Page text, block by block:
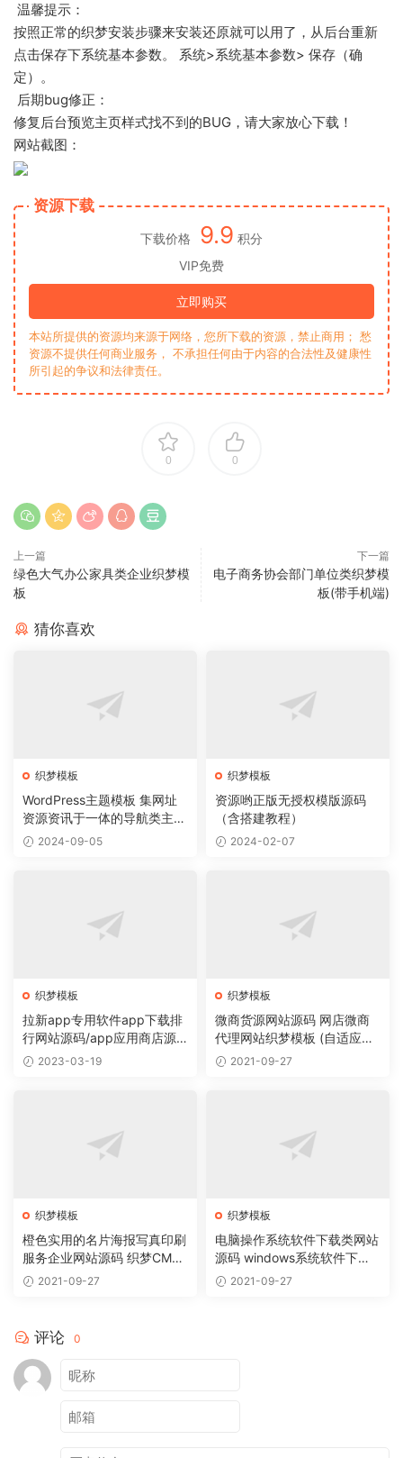
温馨提示：
按照正常的织梦安装步骤来安装还原就可以用了，从后台重新
点击保存下系统基本参数。 系统>系统基本参数> 保存（确
定）。
后期bug修正：
修复后台预览主页样式找不到的BUG，请大家放心下载！
网站截图：
资源下载
下载价格 9.9 积分
VIP免费
立即购买
本站所提供的资源均来源于网络，您所下载的资源，禁止商用； 愁
资源不提供任何商业服务， 不承担任何由于内容的合法性及健康性
所引起的争议和法律责任。
0 0
上一篇
绿色大气办公家具类企业织梦模
板
下一篇
电子商务协会部门单位类织梦模
板(带手机端)
猜你喜欢
织梦模板
WordPress主题模板 集网址
资源资讯于一体的导航类主题
导航主题垂直行业模板
2024-09-05
织梦模板
资源哟正版无授权模版源码
（含搭建教程）
2024-02-07
织梦模板
拉新app专用软件app下载排
行网站源码/app应用商店源
码 2023-03-19
织梦模板
微商货源网站源码 网店微商
代理网站织梦模板 (自适应手
机版)2021-09-27
织梦模板
橙色实用的名片海报写真印刷
服务企业网站源码 织梦CMS
模板2021-09-27
织梦模板
电脑操作系统软件下载类网站
源码 windows系统软件下载
网站织梦模板
2021-09-27
评论 0